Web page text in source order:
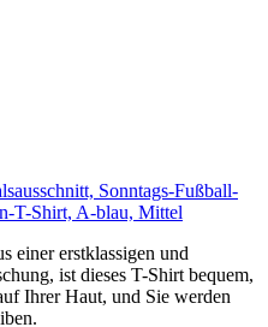
Sonntags-Fußball-
T-Shirt, A-blau, Mittel
einer erstklassigen und
ist dieses T-Shirt bequem,
Ihrer Haut, und Sie werden